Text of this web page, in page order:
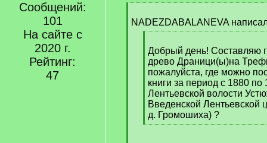
Сообщений:
101
На сайте с
2020 г.
Рейтинг:
47
q
NADEZDABALANEVA
q
]
Добрый день! Составляю
древо Драници(ы)на
пожалуйста, где можно
книги за период с 1880 по
Лентьевской волости
Введенской Лентьевской
д. Громошиха) ?
[